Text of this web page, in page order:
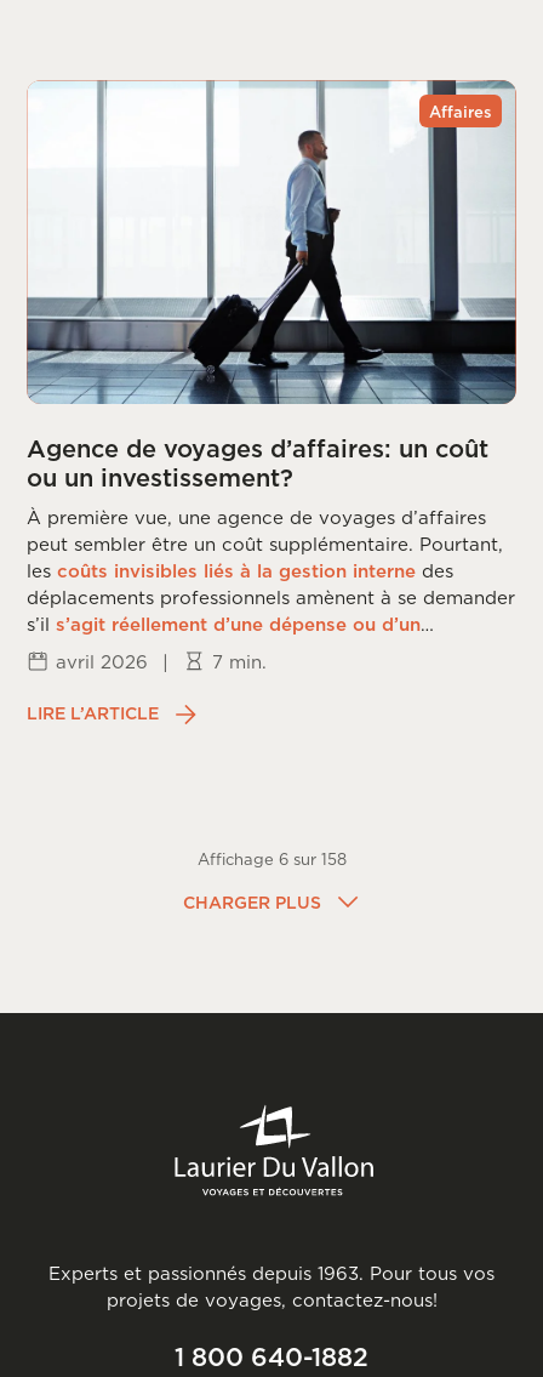
Affaires
Agence de voyages d’affaires: un coût
ou un investissement?
À première vue, une agence de voyages d’affaires
peut sembler être un coût supplémentaire. Pourtant,
lescoûts invisibles liés à la gestion interne des
déplacements professionnels amènent à se demander
s’il s’agit réellement d’une dépense ou d’un
investissement .
avril 2026 | 7 min.
LIRE L’ARTICLE
Affichage 6sur 158
CHARGER PLUS
Experts et passionnés depuis 1963. Pour tous vos
projets de voyages, contactez-nous!
1 800 640-1882